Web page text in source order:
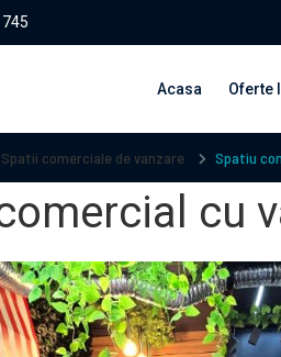
Acasa Oferte
Spatii comerciale de vanzare Spatiu
cu